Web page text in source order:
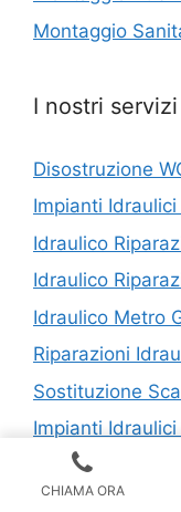
Montaggio
I nostri
Disostruzione
Impianti
Idraulico
Idraulico
Idraulico Metro
Riparazioni
Sostituzione
Impianti
Idraulico
Riparazioni
CHIAMA ORA